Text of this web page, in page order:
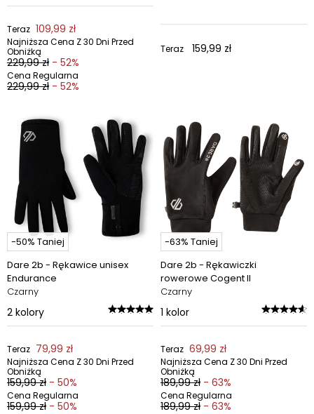
Teraz 109,99 zł
Najniższa Cena Z 30 Dni Przed
Obniżką
229,99 zł - 52%
Cena Regularna
229,99 zł - 52%
Teraz 159,99 zł
-50% Taniej
Dare 2b - Rękawice unisex
Endurance
Czarny
2 kolory
Teraz 79,99 zł
Najniższa Cena Z 30 Dni Przed
Obniżką
159,99 zł - 50%
Cena Regularna
159,99 zł - 50%
-63% Taniej
Dare 2b - Rękawiczki
rowerowe Cogent II
Czarny
1 kolor
Teraz 69,99 zł
Najniższa Cena Z 30 Dni Przed
Obniżką
189,99 zł - 63%
Cena Regularna
189,99 zł - 63%